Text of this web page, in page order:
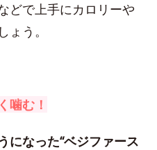
どで上手にカロリーや
う。
噛む！
になった“ベジファース